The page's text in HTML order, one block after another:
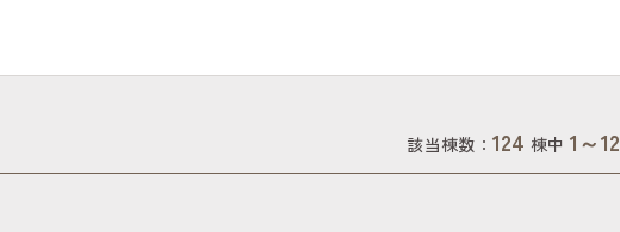
該当棟数： 124 棟中1～12